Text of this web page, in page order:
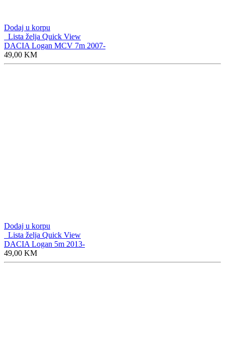
Dodaj u korpu
Lista želja Quick View
DACIA Logan MCV 7m 2007-
49,00 KM
Dodaj u korpu
Lista želja Quick View
DACIA Logan 5m 2013-
49,00 KM